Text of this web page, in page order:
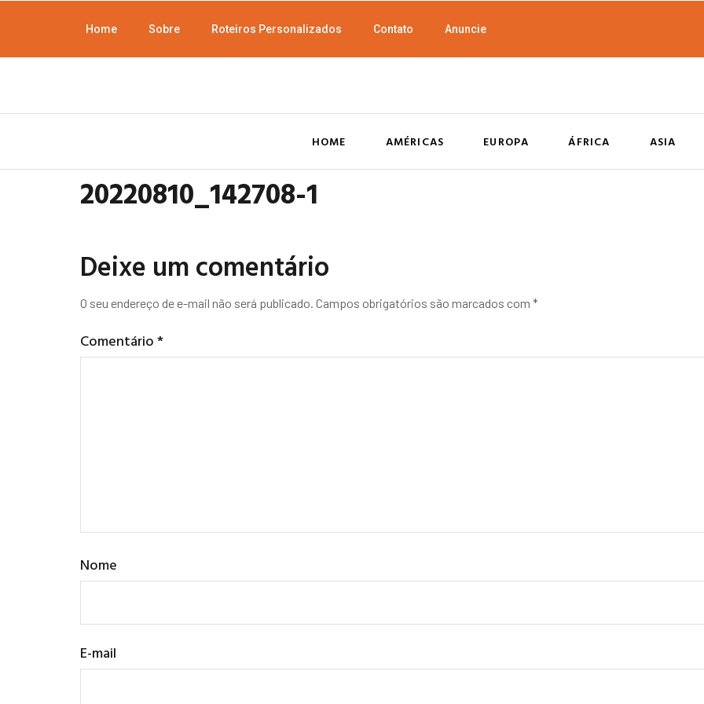
Home Sobre Roteiros Personalizados Contato Anuncie
HOME AMÉRICAS EUROPA ÁFRICA ASIA
20220810_142708-1
Deixe um comentário
O seu endereço de e-mail não será publicado. Campos obrigatórios são marcados com *
Comentário*
Nome
E-mail